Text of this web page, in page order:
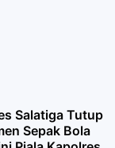
Salatiga Tutup
Sepak Bola